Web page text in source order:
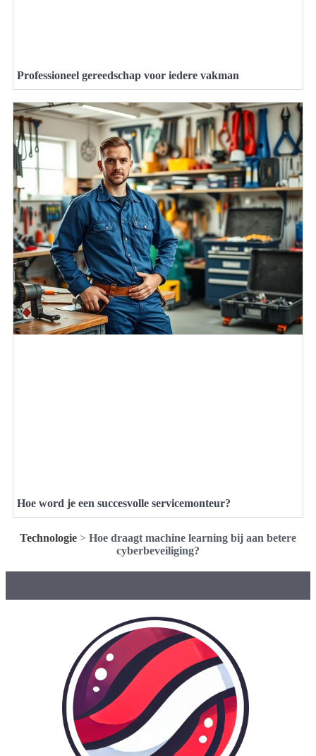
Professioneel gereedschap voor iedere vakman
Hoe word je een succesvolle servicemonteur?
Technologie > Hoe draagt machine learning bij aan betere
cyberbeveiliging?